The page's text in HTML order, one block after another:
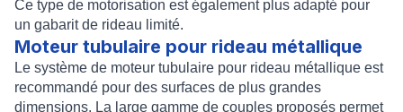
Ce type de motorisation est également plus adapté pour
un gabarit de rideau limité.
Moteur tubulaire pour rideau métallique
Le système de moteur tubulaire pour rideau métallique est
recommandé pour des surfaces de plus grandes
dimensions. La large gamme de couples proposés permet